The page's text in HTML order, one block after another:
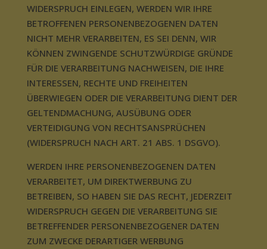
WIDERSPRUCH EINLEGEN, WERDEN WIR IHRE
BETROFFENEN PERSONENBEZOGENEN DATEN
NICHT MEHR VERARBEITEN, ES SEI DENN, WIR
KÖNNEN ZWINGENDE SCHUTZWÜRDIGE GRÜNDE
FÜR DIE VERARBEITUNG NACHWEISEN, DIE IHRE
INTERESSEN, RECHTE UND FREIHEITEN
ÜBERWIEGEN ODER DIE VERARBEITUNG DIENT DER
GELTENDMACHUNG, AUSÜBUNG ODER
VERTEIDIGUNG VON RECHTSANSPRÜCHEN
(WIDERSPRUCH NACH ART. 21 ABS. 1 DSGVO).
WERDEN IHRE PERSONENBEZOGENEN DATEN
VERARBEITET, UM DIREKTWERBUNG ZU
BETREIBEN, SO HABEN SIE DAS RECHT, JEDERZEIT
WIDERSPRUCH GEGEN DIE VERARBEITUNG SIE
BETREFFENDER PERSONENBEZOGENER DATEN
ZUM ZWECKE DERARTIGER WERBUNG